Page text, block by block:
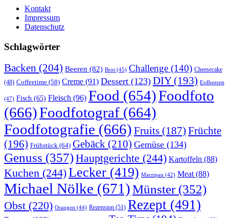
Kontakt
Impressum
Datenschutz
Schlagwörter
Backen (204) Beeren (82) Brot (45) Challenge (140) Cheesecake
(48) Coffeetime (58) Creme (91) Dessert (123) DIY(193) Erdbeeren
(47) Fisch (65) Fleisch (96) Food (654)Foodfoto
(666)Foodfotograf (664)
Foodfotografie (666) Fruits (187) Früchte
(196) Frühstück (64) Gebäck (210) Gemüse (134)
Genuss (357)Hauptgerichte (244) Kartoffeln (88)
Kuchen (244)Lecker (419) Marzipan (42) Meat(88)
Michael Nölke (671)Münster(352)
Obst (220) Orangen (44) Rezension (51) Rezept (491)